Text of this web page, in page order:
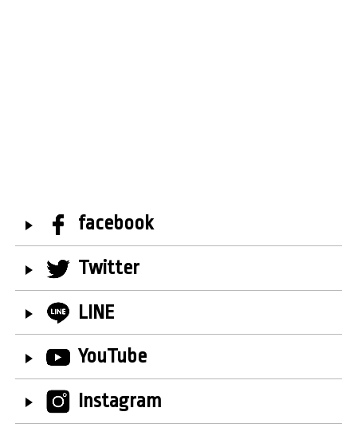
facebook
Twitter
LINE
YouTube
Instagram